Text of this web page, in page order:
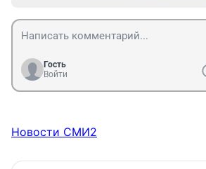
Гость
Войти
Новости СМИ2